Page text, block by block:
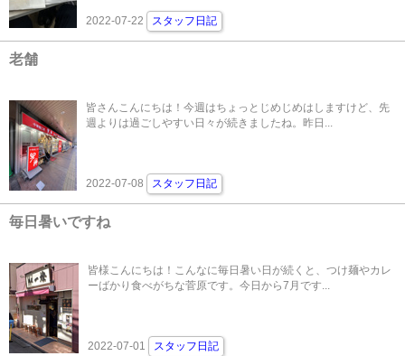
2022-07-22 スタッフ日記
老舗
皆さんこんにちは！今週はちょっとじめじめはしますけど、先
週よりは過ごしやすい日々が続きましたね。昨日...
2022-07-08 スタッフ日記
毎日暑いですね
皆様こんにちは！こんなに毎日暑い日が続くと、つけ麺やカレ
ーばかり食べがちな菅原です。今日から7月です...
2022-07-01 スタッフ日記